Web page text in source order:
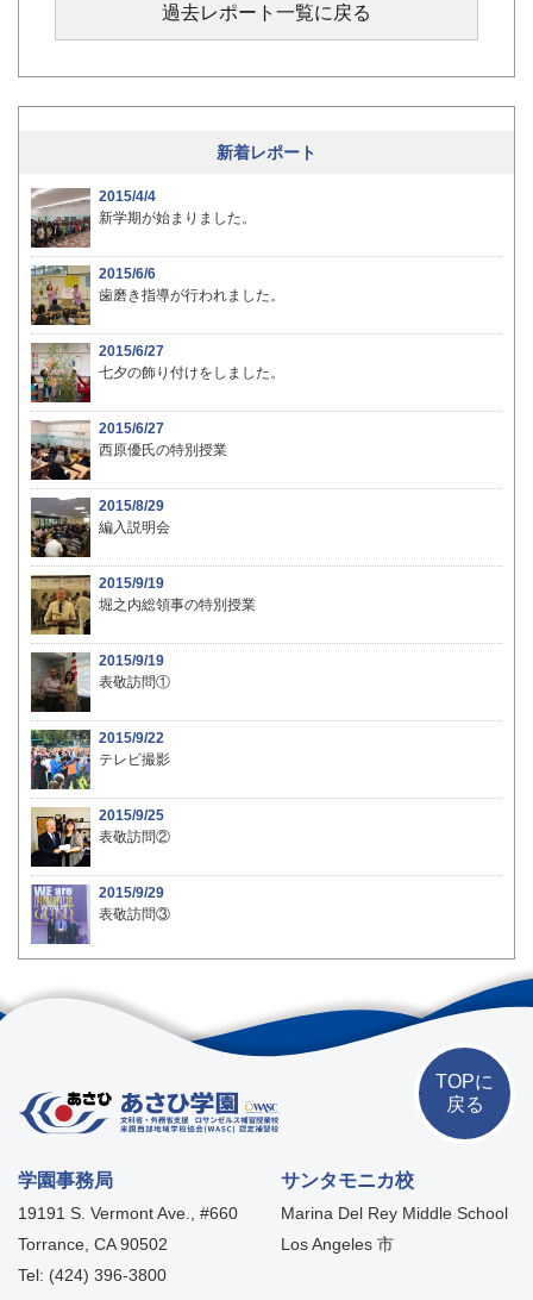
過去レポート一覧に戻る
新着レポート
2015/4/4
新学期が始まりました。
2015/6/6
歯磨き指導が行われました。
2015/6/27
七夕の飾り付けをしました。
2015/6/27
西原優氏の特別授業
2015/8/29
編入説明会
2015/9/19
堀之内総領事の特別授業
2015/9/19
表敬訪問①
2015/9/22
テレビ撮影
2015/9/25
表敬訪問②
2015/9/29
表敬訪問③
TOPに
戻る
学園事務局
19191 S. Vermont Ave., #660
Torrance, CA 90502
Tel: (424) 396-3800
サンタモニカ校
Marina Del Rey Middle School
Los Angeles 市